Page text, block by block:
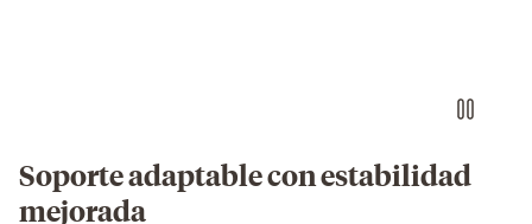
Soporte adaptable con estabilidad
mejorada